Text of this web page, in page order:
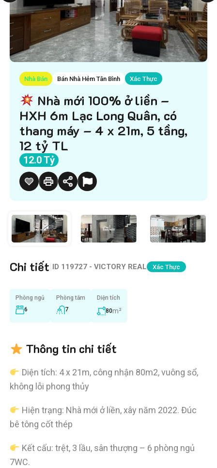
Nhà Bán Bán Nhà Hẻm Tân Bình Xác Thực
Nhà mới 100% ở liền –
HXH 6m Lạc Long Quân, có
thang máy – 4 x 21m, 5 tầng,
12 tỷ TL
12.0 Tỷ
Chi tiết ID 119727 - VICTORY REAL Xác Thực
Phòng ngủ
6
Phòng tắm
7
Diện tích
80m²
Thông tin chi tiết
Diện tích: 4 x 21m, công nhận 80m2, vuông sổ,
không lỗi phong thủy
Hiện trạng: Nhà mới ở liền, xây năm 2022. Đúc
bê tông cốt thép
Kết cấu: trệt, 3 lầu, sân thượng – 6 phòng ngủ
7WC.